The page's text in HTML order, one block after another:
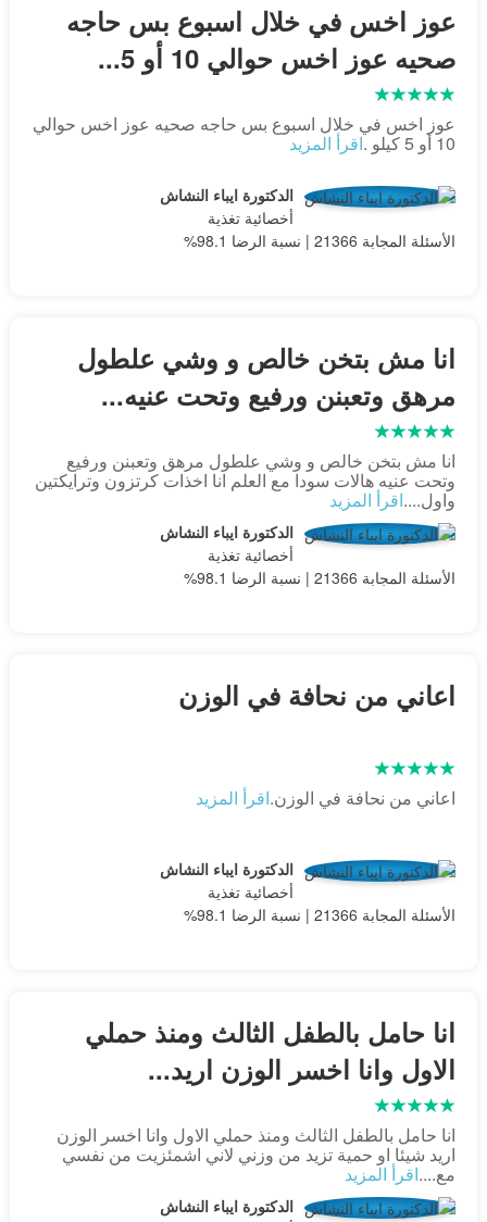
عوز اخس في خلال اسبوع بس حاجه
صحيه عوز اخس حوالي 10 أو 5...
عوز اخس في خلال اسبوع بس حاجه صحيه عوز اخس حوالي
10 أو 5 كيلو . اقرأ المزيد
الدكتورة ايباء النشاش
أخصائية تغذية
الأسئلة المجابة 21366 | نسبة الرضا 98.1%
انا مش بتخن خالص و وشي علطول
مرهق وتعبنن ورفيع وتحت عنيه...
انا مش بتخن خالص و وشي علطول مرهق وتعبنن ورفيع
وتحت عنيه هالات سودا مع العلم انا اخذات كرتزون وترايكتين
واول....اقرأ المزيد
الدكتورة ايباء النشاش
أخصائية تغذية
الأسئلة المجابة 21366 | نسبة الرضا 98.1%
اعاني من نحافة في الوزن
اعاني من نحافة في الوزن.اقرأ المزيد
الدكتورة ايباء النشاش
أخصائية تغذية
الأسئلة المجابة 21366 | نسبة الرضا 98.1%
انا حامل بالطفل الثالث ومنذ حملي
الاول وانا اخسر الوزن اريد...
انا حامل بالطفل الثالث ومنذ حملي الاول وانا اخسر الوزن
اريد شيئا او حمية تزيد من وزني لاني اشمئزيت من نفسي
مع....اقرأ المزيد
الدكتورة ايباء النشاش